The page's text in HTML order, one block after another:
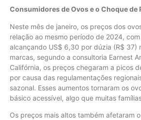
Consumidores de Ovos e o Choque de
Neste mês de janeiro, os preços dos
relação ao mesmo período de 2024,
alcançando US$ 6,30 por dúzia (R$ 37)
marcas, segundo a consultoria Earnest
Califórnia, os preços chegaram a picos
por causa das regulamentações
sazonal. Esses aumentos tornaram os
básico acessível, algo que muitas
Os preços mais altos também afetaram